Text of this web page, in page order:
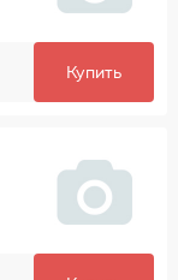
Купить